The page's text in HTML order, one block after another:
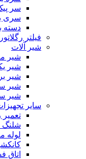
سر
سری
دسته
فیلتر رگلاتور
شیر آلات
شیر
شیر
شیر
شیر
شیر
سایر
تعمیر
شلنگ
لوله
اتاق